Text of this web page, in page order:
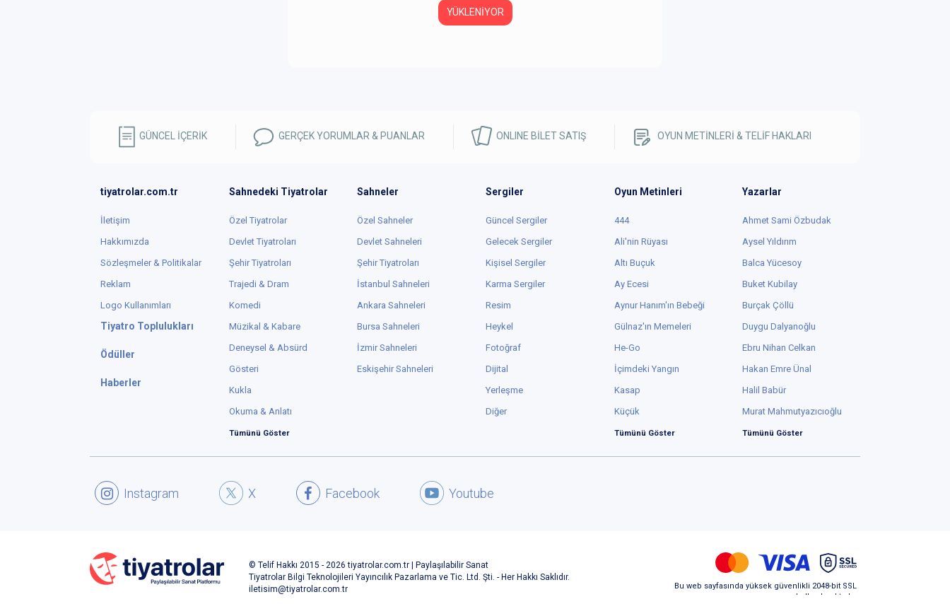
YÜKLENİYOR
GÜNCEL İÇERİK GERÇEK YORUMLAR & PUANLAR ONLINE BİLET SATIŞ OYUN METİNLERİ & TELİF HAKLARI
tiyatrolar.com.tr
İletişim
Hakkımızda
Sözleşmeler & Politikalar
Reklam
Logo Kullanımları
Tiyatro Toplulukları
Ödüller
Haberler
Sahnedeki Tiyatrolar
Özel Tiyatrolar
Devlet Tiyatroları
Şehir Tiyatroları
Trajedi & Dram
Komedi
Müzikal & Kabare
Deneysel & Absürd
Gösteri
Kukla
Okuma & Anlatı
Tümünü Göster
Sahneler
Özel Sahneler
Devlet Sahneleri
Şehir Tiyatroları
İstanbul Sahneleri
Ankara Sahneleri
Bursa Sahneleri
İzmir Sahneleri
Eskişehir Sahneleri
Sergiler
Güncel Sergiler
Gelecek Sergiler
Kişisel Sergiler
Karma Sergiler
Resim
Heykel
Fotoğraf
Dijital
Yerleşme
Diğer
Oyun Metinleri
444
Ali'nin Rüyası
Altı Buçuk
Ay Ecesi
Aynur Hanım'ın Bebeği
Gülnaz'ın Memeleri
He-Go
İçimdeki Yangın
Kasap
Küçük
Tümünü Göster
Yazarlar
Ahmet Sami Özbudak
Aysel Yıldırım
Balca Yücesoy
Buket Kubilay
Burçak Çöllü
Duygu Dalyanoğlu
Ebru Nihan Celkan
Hakan Emre Ünal
Halil Babür
Murat Mahmutyazıcıoğlu
Tümünü Göster
Youtube
Facebook
X
Instagram
© Telif Hakkı 2015 - 2026 tiyatrolar.com.tr | Paylaşılabilir Sanat
Tiyatrolar Bilgi Teknolojileri Yayıncılık Pazarlama ve Tic. Ltd. Şti. - Her Hakkı Saklıdır.
iletisim@tiyatrolar.com.tr
Bu web sayfasında yüksek güvenlikli 2048-bit SSL
kullanılmaktadır.